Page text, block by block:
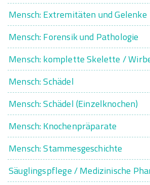
Mensch: Extremitäten und Gelenke
Mensch: Forensik und Pathologie
Mensch: komplette Skelette /
Mensch: Schädel
Mensch: Schädel (Einzelknochen)
Mensch: Knochenpräparate
Mensch: Stammesgeschichte
Säuglingspflege / Medizinische